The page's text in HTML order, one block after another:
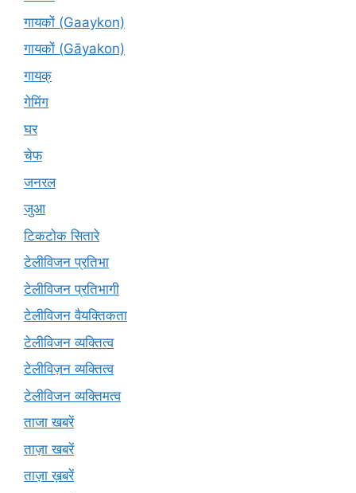
गायकों (Gaaykon)
गायकों (Gāyakon)
गायक्
गेमिंग
घर
चेफ
जनरल
जुआ
टिकटोक सितारे
टेलीविजन प्रतिभा
टेलीविजन प्रतिभागी
टेलीविजन वैयक्तिकता
टेलीविजन व्यक्तित्व
टेलीविज़न व्यक्तित्व
टेलीविजन व्यक्तिमत्व
ताजा खबरें
ताज़ा खबरें
ताज़ा ख़बरें